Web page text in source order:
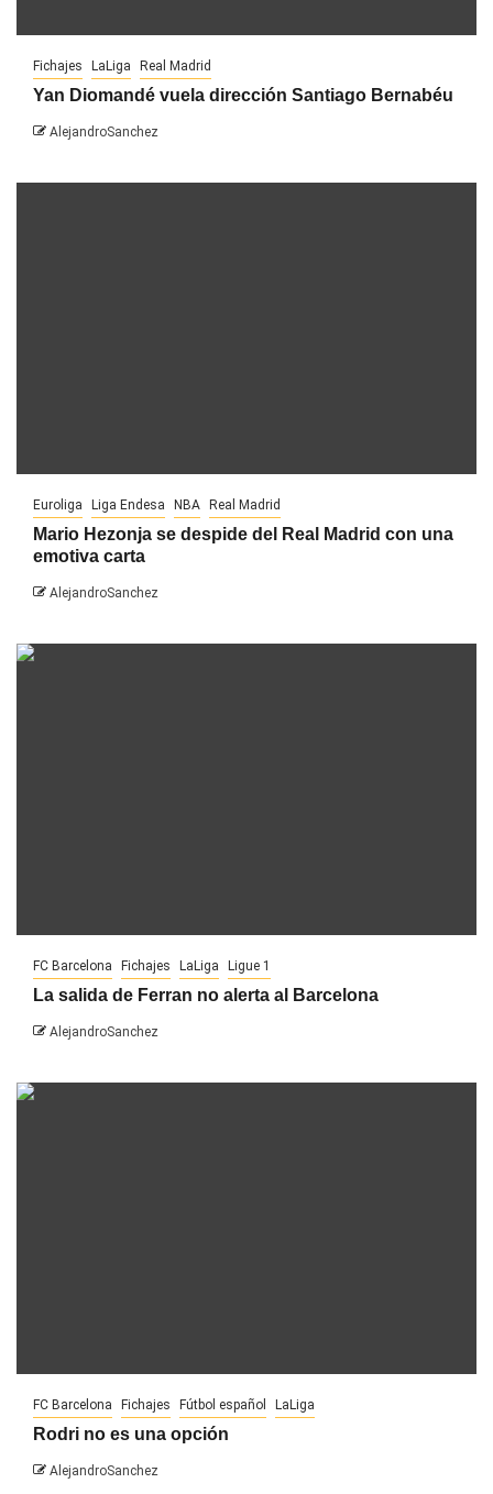
Fichajes LaLiga Real Madrid
Yan Diomandé vuela dirección Santiago Bernabéu
AlejandroSanchez
Euroliga Liga Endesa NBA Real Madrid
Mario Hezonja se despide del Real Madrid con una
emotiva carta
AlejandroSanchez
FC Barcelona Fichajes LaLiga Ligue 1
La salida de Ferran no alerta al Barcelona
AlejandroSanchez
FC Barcelona Fichajes Fútbol español LaLiga
Rodri no es una opción
AlejandroSanchez